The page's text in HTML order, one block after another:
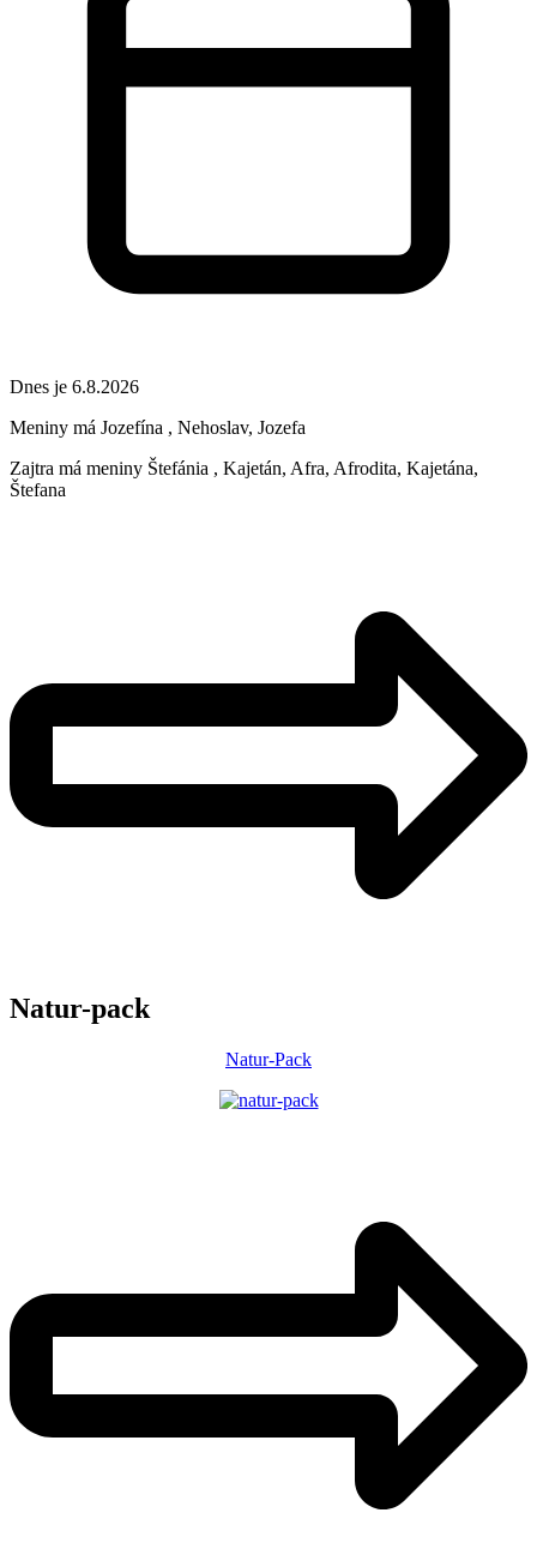
Dnes je 6.8.2026
Meniny má Jozefína , Nehoslav, Jozefa
Zajtra má meniny Štefánia , Kajetán, Afra, Afrodita, Kajetána,
Štefana
Natur-pack
Natur-Pack